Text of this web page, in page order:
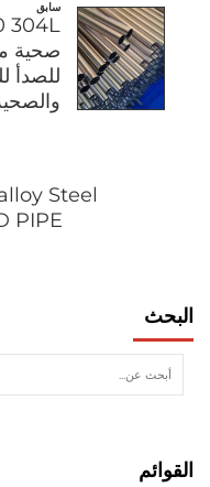
سابق
صحية
للصدأ
Steel
PIPE
البحث
القوائم